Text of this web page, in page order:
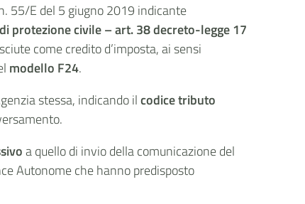
55/E del 5 giugno 2019 indicante
protezione civile – art. 38 decreto-legge 17
come credito d’imposta, ai sensi
modello F24.
stessa, indicando ilcodice tributo
a quello di invio della comunicazione del
Autonome che hanno predisposto